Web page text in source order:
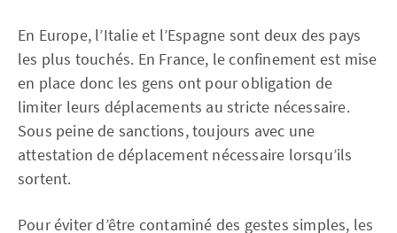
En Europe, l’Italie et l’Espagne sont deux des pays
les plus touchés. En France, le confinement est mise
en place donc les gens ont pour obligation de
limiter leurs déplacements au stricte nécessaire.
Sous peine de sanctions, toujours avec une
attestation de déplacement nécessaire lorsqu’ils
sortent.
Pour éviter d’être contaminé des gestes simples, les